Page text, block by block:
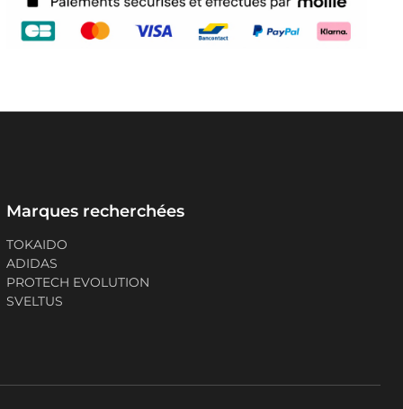
Marques recherchées
TOKAIDO
ADIDAS
PROTECH EVOLUTION
SVELTUS